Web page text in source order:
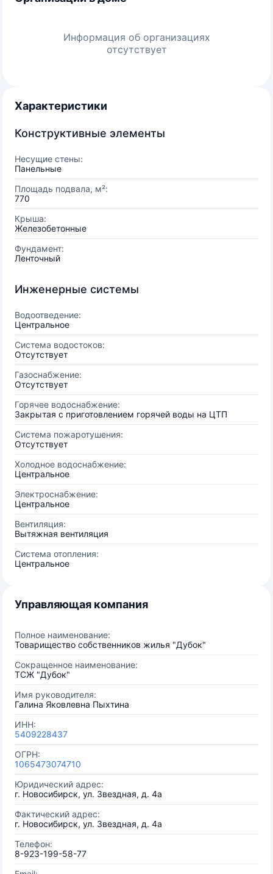
Информация об организациях
отсутствует
Характеристики
Конструктивные элементы
Несущие стены:
Панельные
Площадь подвала, м²:
770
Крыша:
Железобетонные
Фундамент:
Ленточный
Инженерные системы
Водоотведение:
Центральное
Система водостоков:
Отсутствует
Газоснабжение:
Отсутствует
Горячее водоснабжение:
Закрытая с приготовлением горячей воды на ЦТП
Система пожаротушения:
Отсутствует
Холодное водоснабжение:
Центральное
Электроснабжение:
Центральное
Вентиляция:
Вытяжная вентиляция
Система отопления:
Центральное
Управляющая компания
Полное наименование:
Товарищество собственников жилья "Дубок"
Сокращенное наименование:
ТСЖ "Дубок"
Имя руководителя:
Галина Яковлевна Пыхтина
ИНН:
5409228437
ОГРН:
1065473074710
Юридический адрес:
г. Новосибирск, ул. Звездная, д. 4а
Фактический адрес:
г. Новосибирск, ул. Звездная, д. 4а
Телефон:
8-923-199-58-77